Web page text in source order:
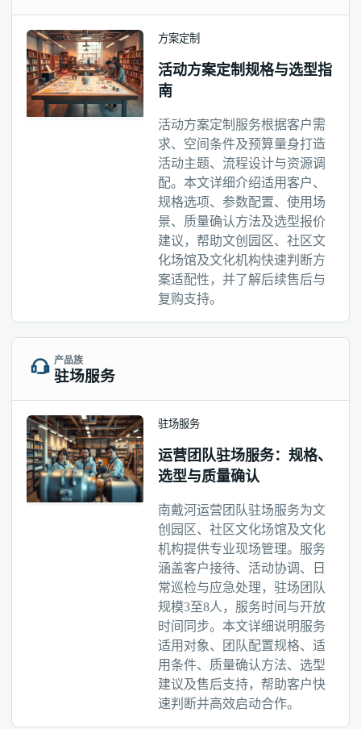
方案定制
活动方案定制规格与选型指
南
活动方案定制服务根据客户需
求、空间条件及预算量身打造
活动主题、流程设计与资源调
配。本文详细介绍适用客户、
规格选项、参数配置、使用场
景、质量确认方法及选型报价
建议，帮助文创园区、社区文
化场馆及文化机构快速判断方
案适配性，并了解后续售后与
复购支持。
产品族
驻场服务
驻场服务
运营团队驻场服务：规格、
选型与质量确认
南戴河运营团队驻场服务为文
创园区、社区文化场馆及文化
机构提供专业现场管理。服务
涵盖客户接待、活动协调、日
常巡检与应急处理，驻场团队
规模3至8人，服务时间与开放
时间同步。本文详细说明服务
适用对象、团队配置规格、适
用条件、质量确认方法、选型
建议及售后支持，帮助客户快
速判断并高效启动合作。